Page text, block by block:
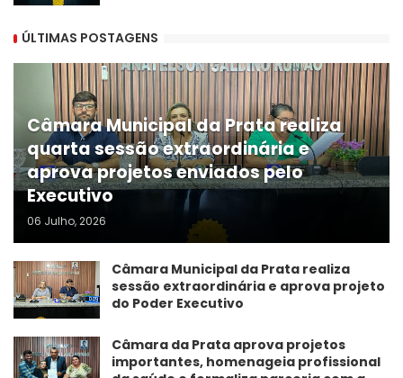
ÚLTIMAS POSTAGENS
Câmara Municipal da Prata realiza
quarta sessão extraordinária e
aprova projetos enviados pelo
Executivo
06 Julho, 2026
Câmara Municipal da Prata realiza
sessão extraordinária e aprova projeto
do Poder Executivo
​Câmara da Prata aprova projetos
importantes, homenageia profissional